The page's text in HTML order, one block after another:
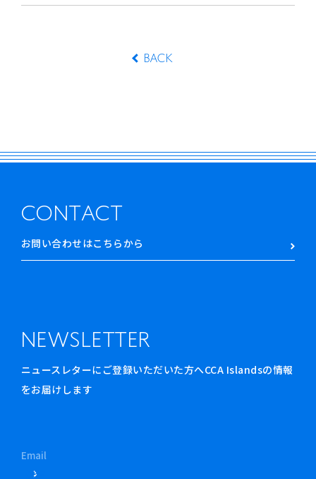
BACK
CONTACT
お問い合わせはこちらから
NEWSLETTER
ニュースレターにご登録いただいた方へCCA Islandsの情報
をお届けします